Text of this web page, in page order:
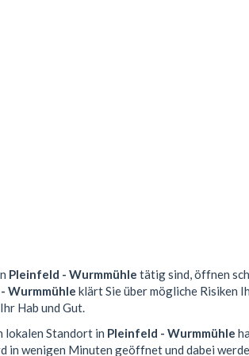
Pleinfeld - Wurmmühle tätig sind, öffnen
Wurmmühle klärt Sie über mögliche Risiken
Hab und Gut.
lokalen Standort in Pleinfeld - Wurmmühle
in wenigen Minuten geöffnet und dabei